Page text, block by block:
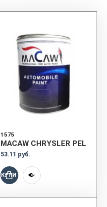
1575
MACAW CHRYSLER PEL
53.11 руб.
КУПИТЬ